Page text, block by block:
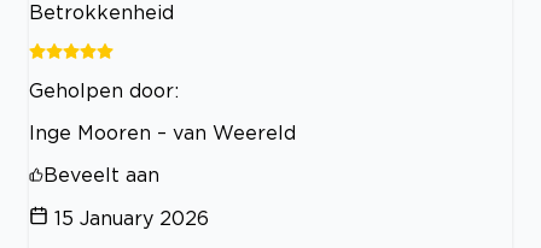
Betrokkenheid
Geholpen door:
Inge Mooren – van Weereld
Beveelt aan
15 January 2026